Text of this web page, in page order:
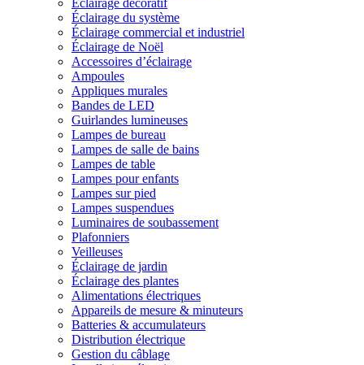
Éclairage décoratif
Éclairage du système
Éclairage commercial et industriel
Éclairage de Noël
Accessoires d’éclairage
Ampoules
Appliques murales
Bandes de LED
Guirlandes lumineuses
Lampes de bureau
Lampes de salle de bains
Lampes de table
Lampes pour enfants
Lampes sur pied
Lampes suspendues
Luminaires de soubassement
Plafonniers
Veilleuses
Éclairage de jardin
Éclairage des plantes
Alimentations électriques
Appareils de mesure & minuteurs
Batteries & accumulateurs
Distribution électrique
Gestion du câblage